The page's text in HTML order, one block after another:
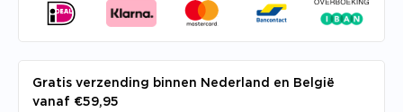
Gratis verzending binnen Nederland en België
vanaf €59,95